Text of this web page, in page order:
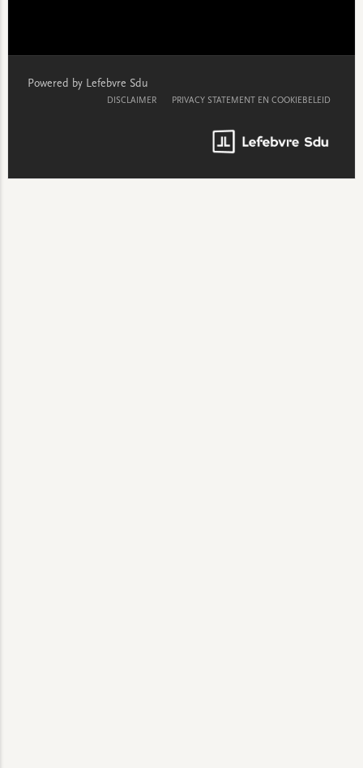
Powered by Lefebvre Sdu
DISCLAIMER PRIVACY STATEMENT EN COOKIEBELEID